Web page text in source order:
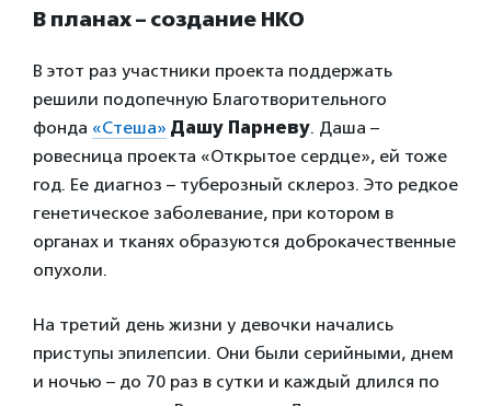
В планах – создание НКО
В этот раз участники проекта поддержать
решили подопечную Благотворительного
фонда «Стеша» Дашу Парневу. Даша –
ровесница проекта «Открытое сердце», ей тоже
год. Ее диагноз – туберозный склероз. Это редкое
генетическое заболевание, при котором в
органах и тканях образуются доброкачественные
опухоли.
На третий день жизни у девочки начались
приступы эпилепсии. Они были серийными, днем
и ночью – до 70 раз в сутки и каждый длился по